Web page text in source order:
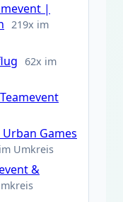
|
219x im
62x im
Games
Umkreis
&